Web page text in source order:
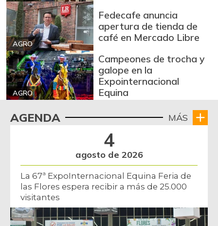
AGRO
Fedecafe anuncia
apertura de tienda de
café en Mercado Libre
AGRO
Campeones de trocha y
galope en la
Expointernacional
Equina
AGENDA MÁS
4
agosto de 2026
La 67ª ExpoInternacional Equina Feria de
las Flores espera recibir a más de 25.000
visitantes